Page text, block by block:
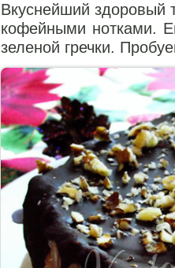
Вкуснейший здоровый
кофейными нотками.
зеленой гречки.